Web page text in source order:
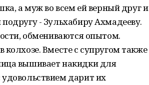
а муж во всем ей верный друг и
- Зульхабиру Ахмадееву.
обмениваются опытом.
Вместе с супругом также
вышивает накидки для
дарит их